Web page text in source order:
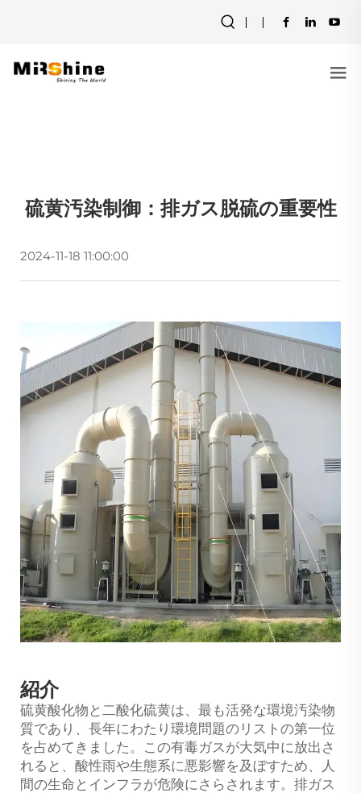
硫黄汚染制御：排ガス脱硫の重要性
2024-11-18 11:00:00
紹介
硫黄酸化物と二酸化硫黄は、最も活発な環境汚染物
質であり、長年にわたり環境問題のリストの第一位
を占めてきました。この有毒ガスが大気中に放出さ
れると、酸性雨や生態系に悪影響を及ぼすため、人
間の生命とインフラが危険にさらされます。排ガス